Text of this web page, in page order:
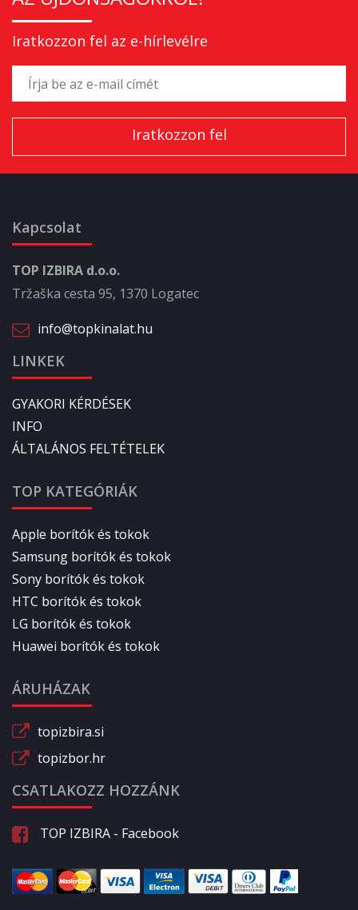
Iratkozzon fel az e-hírlevélre
Kapcsolat
TOP IZBIRA d.o.o.
Tržaška cesta 95, 1370 Logatec
info@topkinalat.hu
LINKEK
GYAKORI KÉRDÉSEK
INFO
ÁLTALÁNOS FELTÉTELEK
TOP KATEGÓRIÁK
Apple borítók és tokok
Samsung borítók és tokok
Sony borítók és tokok
HTC borítók és tokok
LG borítók és tokok
Huawei borítók és tokok
ÁRUHÁZAK
topizbira.si
topizbor.hr
CSATLAKOZZ HOZZÁNK
TOP IZBIRA - Facebook